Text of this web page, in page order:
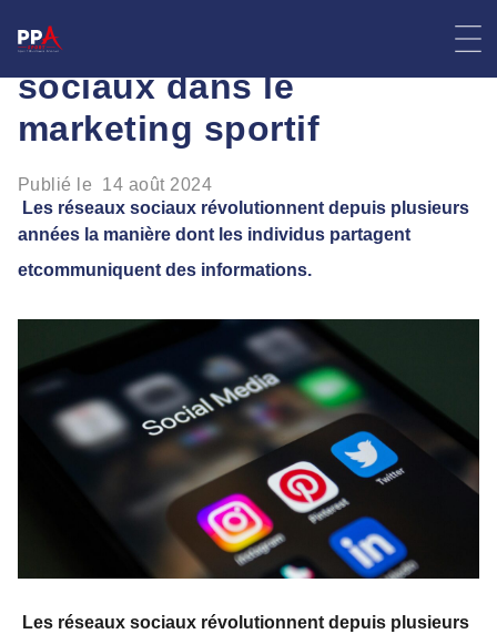
L’impact des réseaux
sociaux dans le
marketing sportif
Publié le 14 août 2024
Les réseaux sociaux révolutionnent depuis plusieurs
années la manière dont les individus partagent
etcommuniquent des informations.
Les réseaux sociaux révolutionnent depuis plusieurs